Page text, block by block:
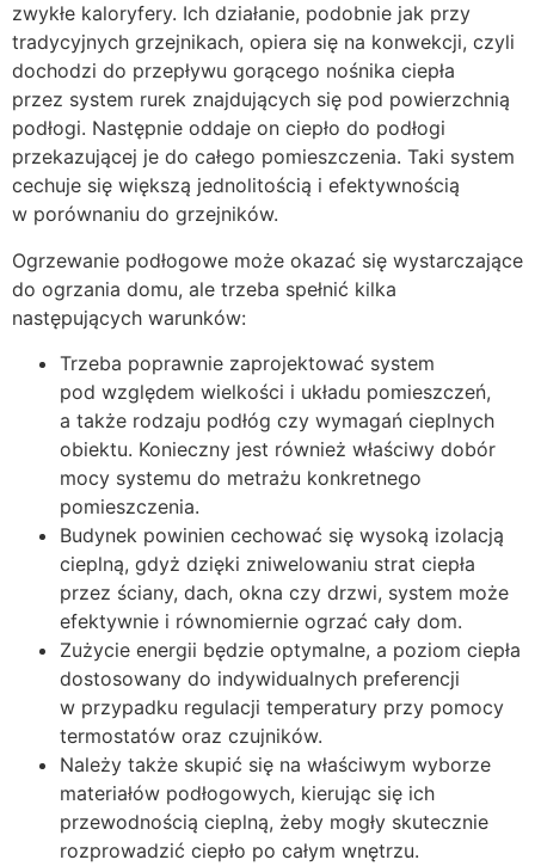
zwykłe kaloryfery. Ich działanie, podobnie jak przy
tradycyjnych grzejnikach, opiera się na konwekcji, czyli
dochodzi do przepływu gorącego nośnika ciepła
przez system rurek znajdujących się pod powierzchnią
podłogi. Następnie oddaje on ciepło do podłogi
przekazującej je do całego pomieszczenia. Taki system
cechuje się większą jednolitością i efektywnością
w porównaniu do grzejników.
Ogrzewanie podłogowe może okazać się wystarczające
do ogrzania domu, ale trzeba spełnić kilka
następujących warunków:
Trzeba poprawnie zaprojektować system
pod względem wielkości i układu pomieszczeń,
a także rodzaju podłóg czy wymagań cieplnych
obiektu. Konieczny jest również właściwy dobór
mocy systemu do metrażu konkretnego
pomieszczenia.
Budynek powinien cechować się wysoką izolacją
cieplną, gdyż dzięki zniwelowaniu strat ciepła
przez ściany, dach, okna czy drzwi, system może
efektywnie i równomiernie ogrzać cały dom.
Zużycie energii będzie optymalne, a poziom ciepła
dostosowany do indywidualnych preferencji
w przypadku regulacji temperatury przy pomocy
termostatów oraz czujników.
Należy także skupić się na właściwym wyborze
materiałów podłogowych, kierując się ich
przewodnością cieplną, żeby mogły skutecznie
rozprowadzić ciepło po całym wnętrzu.